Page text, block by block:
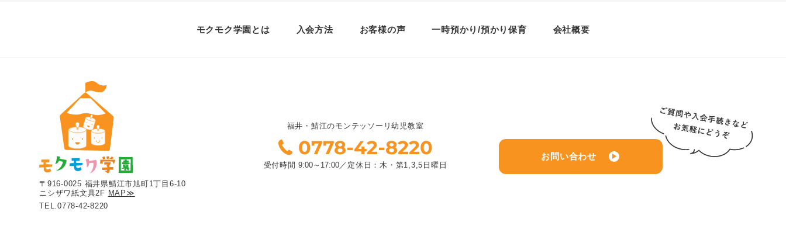
モクモク学園とは 入会方法 お客様の声 一時預かり/預かり保育 会社概要
福井・鯖江のモンテッソーリ幼児教室
0778-42-8220
受付時間9:00～17:00 ／ 定休日：木・第1,3,5日曜日
お問い合わせ
〒916-0025 福井県鯖江市旭町1丁目6-10
ニシザワ紙文具2F MAP≫
TEL.0778-42-8220